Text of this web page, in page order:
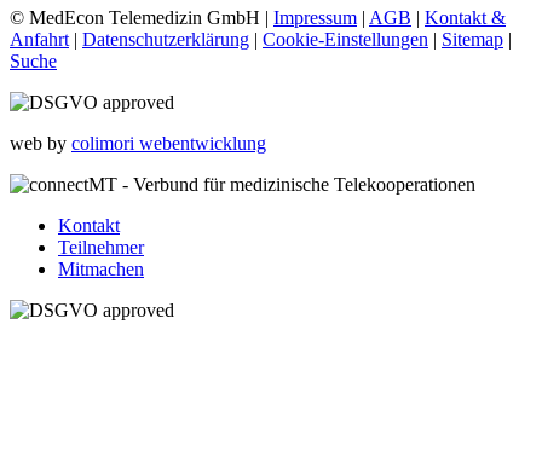
© MedEcon Telemedizin GmbH | Impressum | AGB | Kontakt &
Anfahrt | Datenschutzerklärung | Cookie-Einstellungen | Sitemap |
Suche
web by colimori webentwicklung
Kontakt
Teilnehmer
Mitmachen